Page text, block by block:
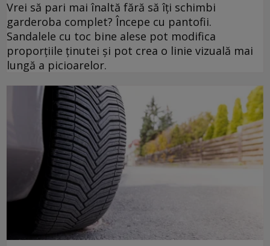
Vrei să pari mai înaltă fără să îți schimbi
garderoba complet? Începe cu pantofii.
Sandalele cu toc bine alese pot modifica
proporțiile ținutei și pot crea o linie vizuală mai
lungă a picioarelor.